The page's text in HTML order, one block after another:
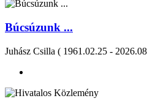
Búcsúzunk ...
Juhász Csilla ( 1961.02.25 -